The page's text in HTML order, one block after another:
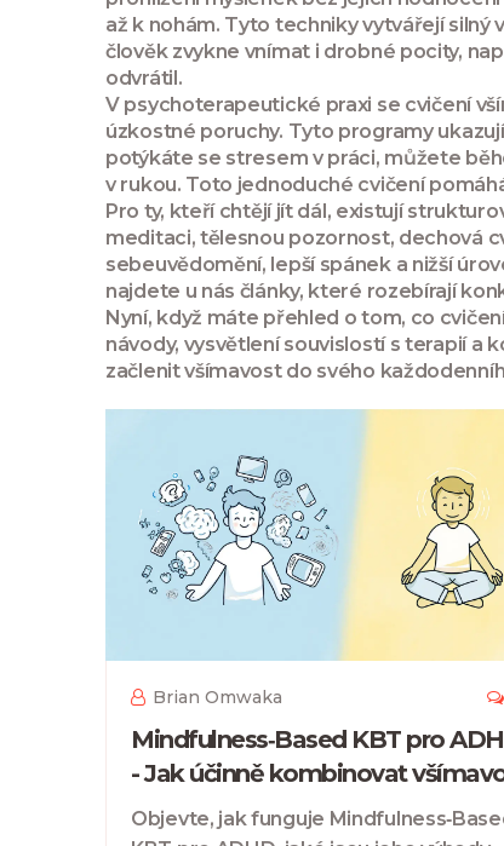
až k nohám. Tyto techniky vytvářejí silný
člověk zvykne vnímat i drobné pocity,
odvrátil.
V psychoterapeutické praxi se cvičení
úzkostné poruchy. Tyto programy
potýkáte se stresem v práci, můžete
v rukou. Toto jednoduché cvičení
Pro ty, kteří chtějí jít dál, existují
meditaci, tělesnou pozornost, dechová
sebeuvědomění, lepší spánek a nižší
najdete u nás články, které rozebírají
Nyní, když máte přehled o tom, co
návody, vysvětlení souvislostí s terapií
začlenit všímavost do svého
Brian Omwaka
Mindfulness‑Based KBT pro
- Jak účinně kombinovat
a dovednosti
Objevte, jak funguje